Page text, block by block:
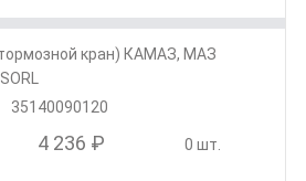
кран) КАМАЗ, МАЗ
35140090120
4 236 ₽ 0 шт.